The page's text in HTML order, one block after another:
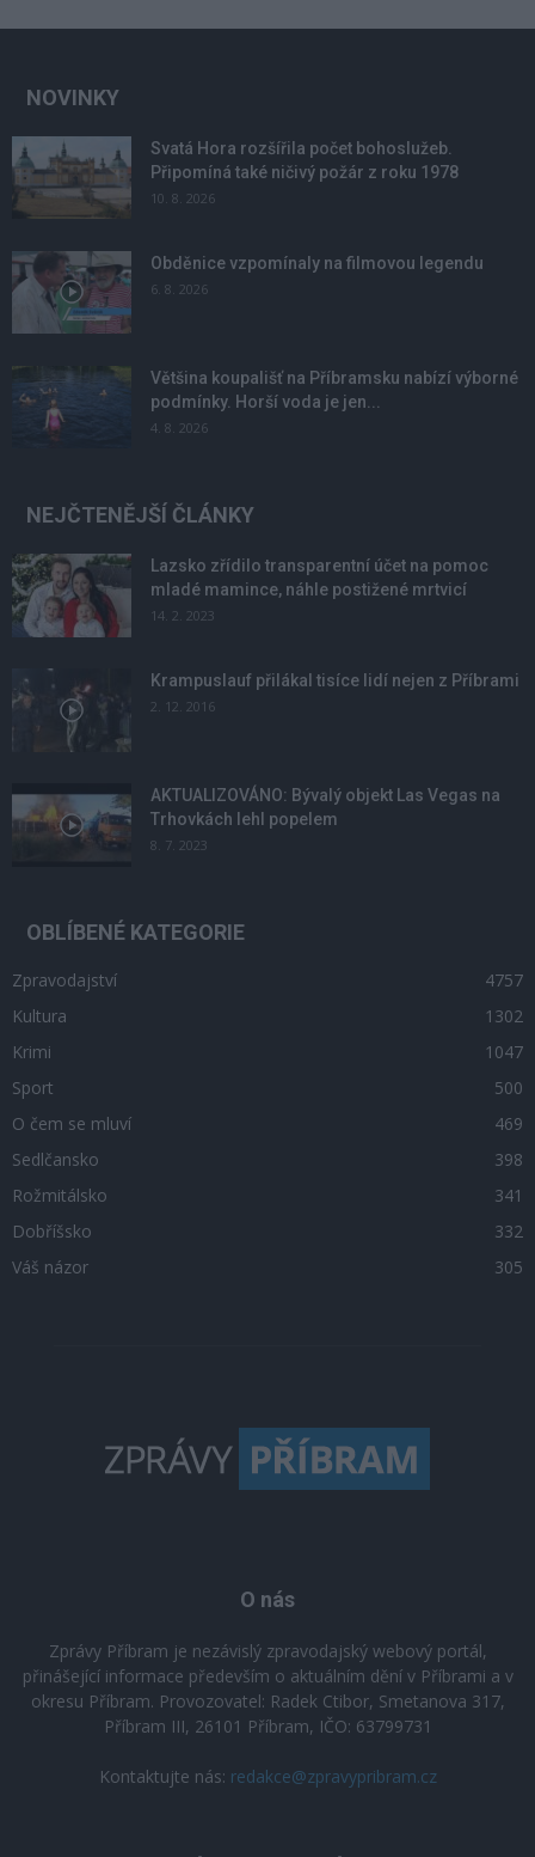
NOVINKY
Svatá Hora rozšířila počet bohoslužeb.
Připomíná také ničivý požár z roku 1978
10. 8. 2026
Obděnice vzpomínaly na filmovou legendu
6. 8. 2026
Většina koupališť na Příbramsku nabízí výborné
podmínky. Horší voda je jen...
4. 8. 2026
NEJČTENĚJŠÍ ČLÁNKY
Lazsko zřídilo transparentní účet na pomoc
mladé mamince, náhle postižené mrtvicí
14. 2. 2023
Krampuslauf přilákal tisíce lidí nejen z Příbrami
2. 12. 2016
AKTUALIZOVÁNO: Bývalý objekt Las Vegas na
Trhovkách lehl popelem
8. 7. 2023
OBLÍBENÉ KATEGORIE
Zpravodajství
4757
Kultura
1302
Krimi
1047
Sport
500
O čem se mluví
469
Sedlčansko
398
Rožmitálsko
341
Dobříšsko
332
Váš názor
305
O nás
Zprávy Příbram je nezávislý zpravodajský webový portál,
přinášející informace především o aktuálním dění v Příbrami a v
okresu Příbram. Provozovatel: Radek Ctibor, Smetanova 317,
Příbram III, 26101 Příbram, IČO: 63799731
Kontaktujte nás: redakce@zpravypribram.cz